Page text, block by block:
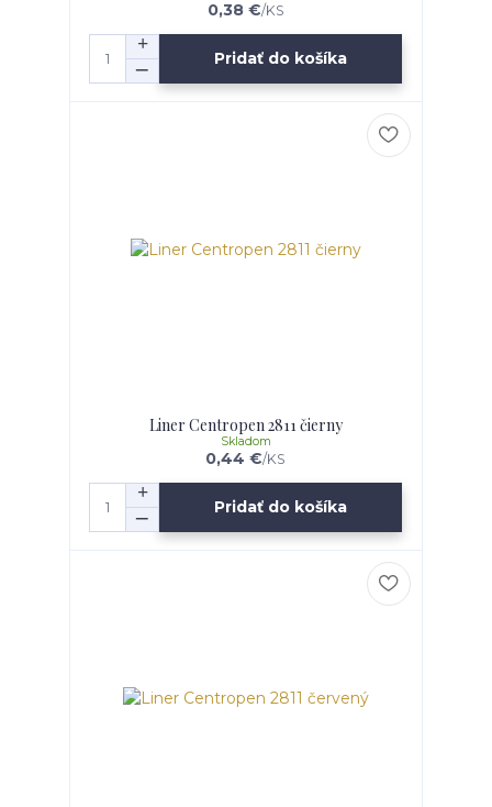
0,38 €/KS
Pridať do košíka
Liner Centropen 2811 čierny
0,44 €/KS
Skladom
Pridať do košíka